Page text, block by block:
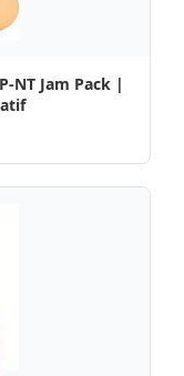
NT Jam Pack |